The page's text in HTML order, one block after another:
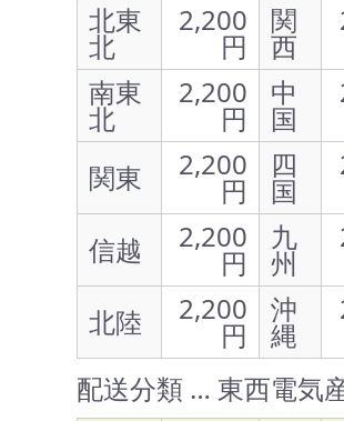
北東
北
2,200
円
関
西
南東
北
2,200
円
中
国
関東
2,200
円
四
国
信越
2,200
円
九
州
北陸
2,200
円
沖
縄
配送分類 … 東西電気